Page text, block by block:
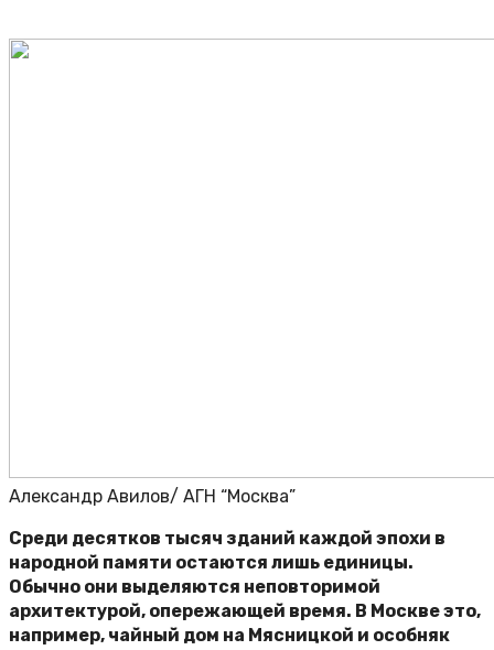
Александр Авилов/ АГН “Москва”
Среди десятков тысяч зданий каждой эпохи в
народной памяти остаются лишь единицы.
Обычно они выделяются неповторимой
архитектурой, опережающей время. В Москве это,
например, чайный дом на Мясницкой и особняк